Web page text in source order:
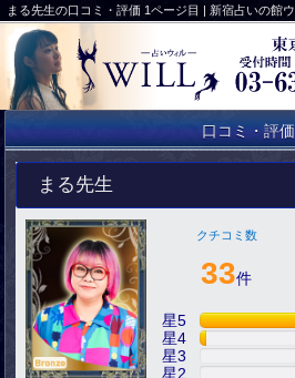
まる先生の口コミ・評価 1ページ目 | 新宿占いの館
口コミ・評価
まる先生
クチコミ数
33件
星5
星4
星3
星2